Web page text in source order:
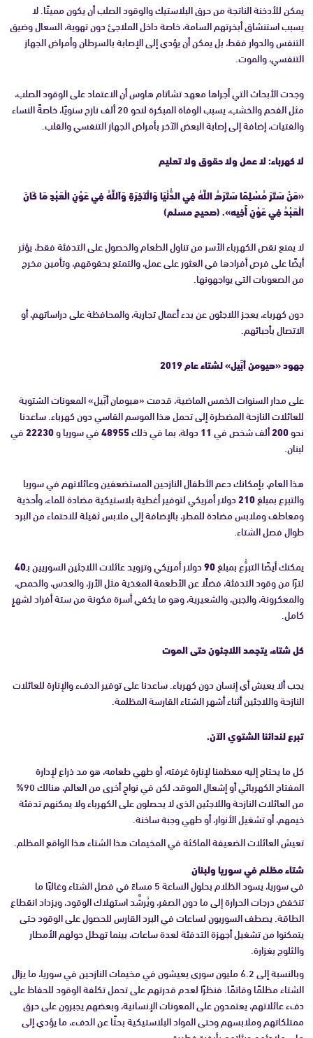
يمكن للأدخنة الناتجة من حرق البلاستيك والوقود الصلب أن يكون مميتًا. لا
يسبب استنشاق أبخرتهم السامة، خاصة داخل الملاجئ دون تهوية، السعال وضيق
التنفس والدوار فقط، بل يمكن أن يؤدي إلى الإصابة بالسرطان وأمراض الجهاز
التنفسي، والموت.
وجدت الأبحاث التي أجراها معهد تشاتام هاوس أن الاعتماد على الوقود الصلب،
مثل الفحم والخشب، يسبب الوفاة المبكرة لنحو 20 ألف نازح سنويًا، خاصةً النساء
والفتيات، إضافة إلى إصابة البعض الآخر بأمراض الجهاز التنفسي والقلب.
لا كهرباء: لا عمل ولا حقوق ولا تعليم
«مَنْ سَتَرَ مُسْلِمًا سَتَرَهُ اللَّهُ فِي الدُّنْيَا وَالْآخِرَةِ وَاَللَّهُ فِي عَوْنِ الْعَبْدِ مَا كَانَ
الْعَبْدُ فِي عَوْنِ أَخِيه». (صحيح مسلم)
لا يمنع نقص الكهرباء الأسر من تناول الطعام والحصول على التدفئة فقط، يؤثر
أيضًا على فرص أفرادها في العثور على عمل، والتمتع بحقوقهم، وتأمين مخرج
من الصعوبات التي يواجهونها.
دون كهرباء، يعجز اللاجئون عن بدء أعمال تجارية، والمحافظة على دراساتهم، أو
الاتصال بأحبائهم.
جهود «هيومن أبِّيل» لشتاء عام 2019
على مدار السنوات الخمس الماضية، قدمت «هيومان أبِّيل» المعونات الشتوية
للعائلات النازحة المضطرة إلى تحمل هذا الموسم القاسي دون كهرباء. ساعدنا
نحو200ألف شخص في11دولة، بما في ذلك48955في سوريا و22230في
لبنان.
هذا العام، بإمكانك دعم الأطفال النازحين المستضعفين وعائلاتهم في سوريا
والتبرع بمبلغ210دولار أمريكي لتوفير أغطية بلاستيكية مضادة للماء، وأحذية
ومعاطف وملابس مضادة للمطر، بالإضافة إلى ملابس ثقيلة للاحتماء من البرد
طوال فصل الشتاء.
يمكنك أيضًا التبرُّع بمبلغ90دولار أمريكي وتزويد عائلات اللاجئين السوريين بـ40
لترًا من وقود التدفئة، فضلًا عن الأطعمة المغذية مثل الأرز، والعدس، والحمص،
والمعكرونة، والجبن، والشعيرية، وهو ما يكفي أسرة مكونة من ستة أفراد لشهرٍ
كامل.
كل شتاء، يتجمد اللاجئون حتى الموت
يجب ألا يعيش أي إنسان دون كهرباء. ساعدنا على توفير الدفء والإنارة للعائلات
النازحة واللاجئين أثناء أشهر الشتاء القارسة المظلمة.
تبرع لندائنا الشتوي الآن.
كل ما يحتاج إليه معظمنا لإنارة غرفته، أو طهي طعامه، هو مد ذراع لإدارة
المفتاح الكهربائي أو إشعال الموقد، لكن في نواحٍ أخرى من العالم، هنالك 90%
من العائلات النازحة واللاجئين الذي لا يحصلون على الكهرباء ولا يمكنهم تدفئة
خيمهم، أو تشغيل الأنوار، أو طهي وجبة ساخنة.
تعيش العائلات الضعيفة الماكثة في المخيمات هذا الشتاء هذا الواقع المظلم.
شتاء مظلم في سوريا ولبنان
في سوريا، يسود الظلام بحلول الساعة 5 مساءً في فصل الشتاء وغالبًا ما
تنخفض درجات الحرارة إلى ما دون الصفر، ويُرشَّد استهلاك الوقود، ويزداد انقطاع
الطاقة. يصطف السوريون لساعات في البرد القارس للحصول على الوقود حتى
يتمكنوا من تشغيل أجهزة التدفئة لعدة ساعات، بينما تهطل حولهم الأمطار
والثلوج بغزارة.
وبالنسبة إلى 6.2 مليون سوري يعيشون في مخيمات النازحين في سوريا، ما يزال
الشتاء مظلمًا وقاتمًا. فنظرًا لعدم قدرتهم على تحمل تكلفة الوقود للحفاظ على
دفء عائلاتهم، يعتمدون على المعونات الإنسانية، وبعضهم يجبرون على حرق
ممتلكاتهم وملابسهم وحتى المواد البلاستيكية بحثًا عن الدفء، ما يؤدي إلى